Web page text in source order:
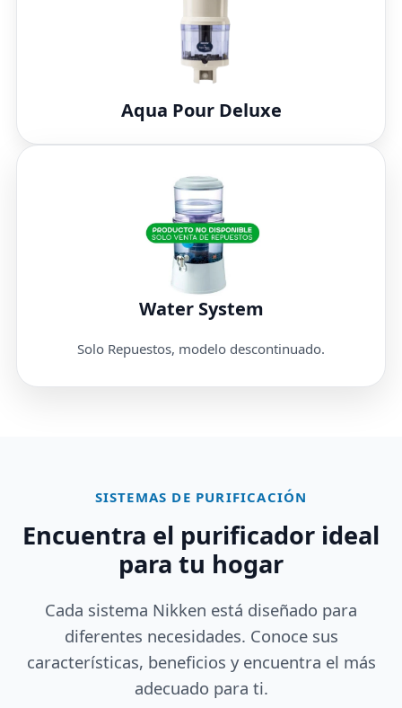
Aqua Pour Deluxe
Water System
Solo Repuestos, modelo descontinuado.
SISTEMAS DE PURIFICACIÓN
Encuentra el purificador ideal
para tu hogar
Cada sistema Nikken está diseñado para
diferentes necesidades. Conoce sus
características, beneficios y encuentra el más
adecuado para ti.